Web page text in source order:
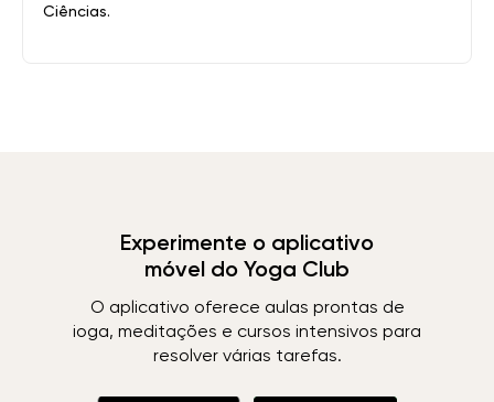
Ciências.
Experimente o aplicativo
móvel do Yoga Club
O aplicativo oferece aulas prontas de
ioga, meditações e cursos intensivos para
resolver várias tarefas.